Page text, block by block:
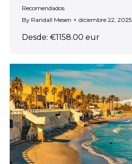
Recomendados
By Randall Mesen diciembre 22, 2025
Desde: €1158.00 eur